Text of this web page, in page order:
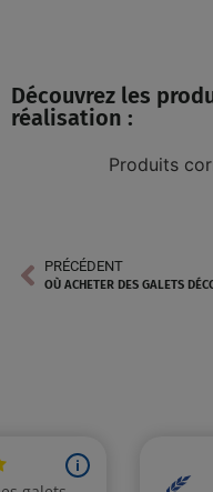
Découvrez les
réalisation :
Produits
PRÉCÉDENT